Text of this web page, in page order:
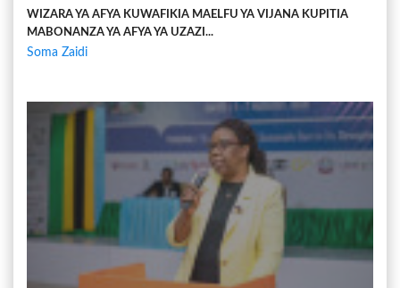
WIZARA YA AFYA KUWAFIKIA MAELFU YA VIJANA KUPITIA
MABONANZA YA AFYA YA UZAZI...
Soma Zaidi